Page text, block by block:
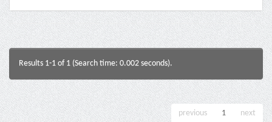
Results 1-1 of 1 (Search time: 0.002 seconds).
previous 1 next